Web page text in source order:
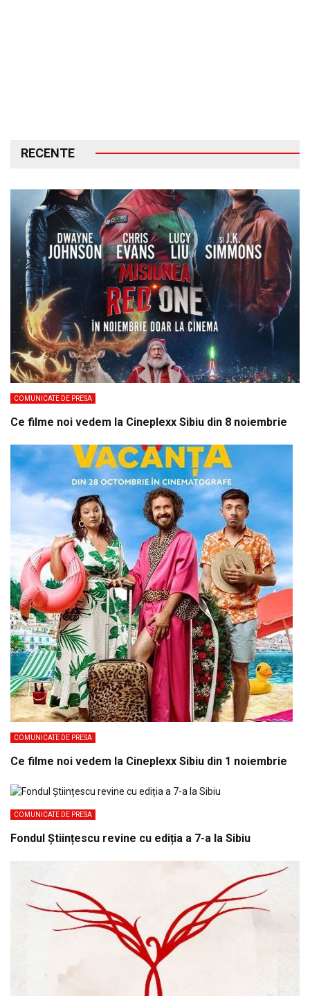
RECENTE
COMUNICATE DE PRESA
Ce filme noi vedem la Cineplexx Sibiu din 8 noiembrie
COMUNICATE DE PRESA
Ce filme noi vedem la Cineplexx Sibiu din 1 noiembrie
COMUNICATE DE PRESA
Fondul Științescu revine cu ediția a 7-a la Sibiu